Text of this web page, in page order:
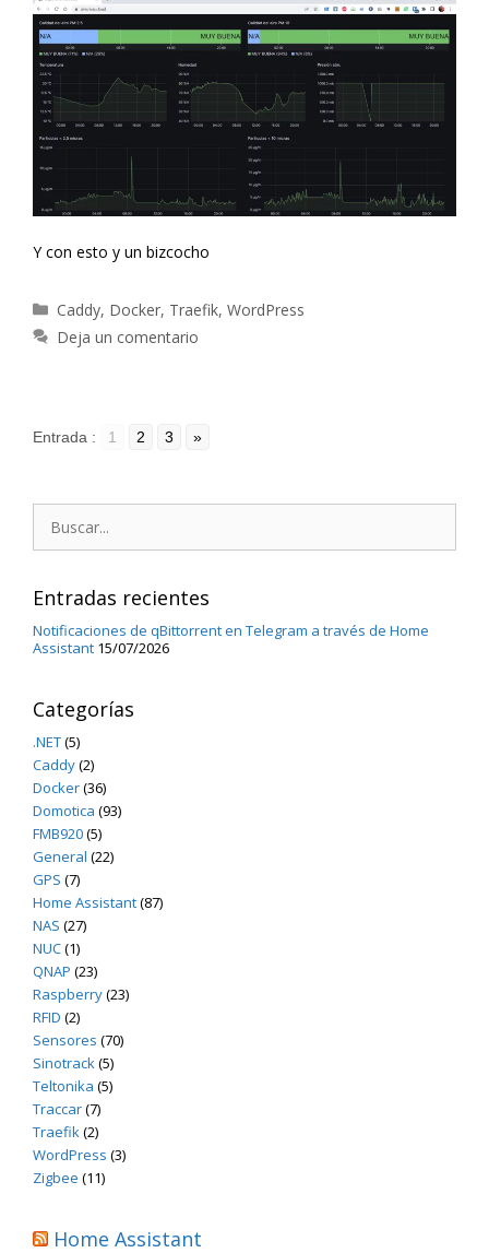
Y con esto y un bizcocho
Categorías
Caddy, Docker, Traefik,WordPress
Deja un comentario
Entrada : 1 2 3 »
Buscar:
Entradas recientes
Notificaciones de qBittorrent en Telegram a través de Home
Assistant 15/07/2026
Categorías
.NET(5)
Caddy(2)
Docker(36)
Domotica (93)
FMB920(5)
General (22)
GPS (7)
Home Assistant(87)
NAS (27)
NUC(1)
QNAP (23)
Raspberry(23)
RFID (2)
Sensores (70)
Sinotrack(5)
Teltonika (5)
Traccar(7)
Traefik(2)
WordPress (3)
Zigbee (11)
Home Assistant